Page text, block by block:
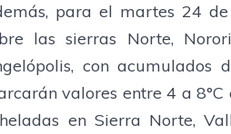
para el martes 24
las sierras Norte,
con
valores entre 4 a
en Sierra Norte,